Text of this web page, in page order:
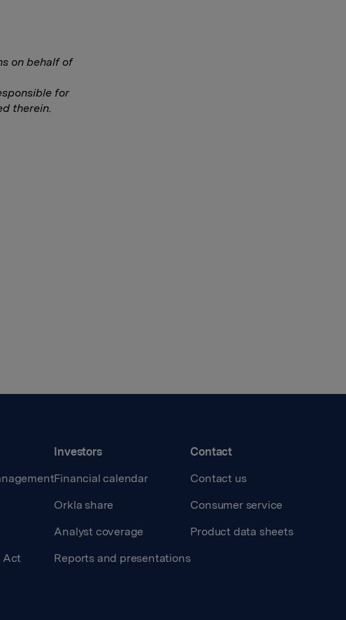
on behalf of
for
therein.
Act
Investors
Financial calendar
Orkla share
Analyst coverage
Reports and presentations
Contact
Contact us
Consumer service
Product data sheets